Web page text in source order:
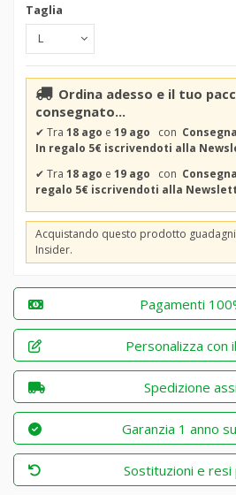
Taglia
Ordina adesso e il tuo
consegnato...
✔ Tra 18 ago e 19 ago con
In regalo 5€ iscrivendoti alla
✔ Tra 18 ago e 19 ago con
regalo 5€ iscrivendoti alla
Acquistando questo prodotto guadagni
Insider.
Pagamenti
Personalizza con
Spedizione
Garanzia 1 anno
Sostituzioni e